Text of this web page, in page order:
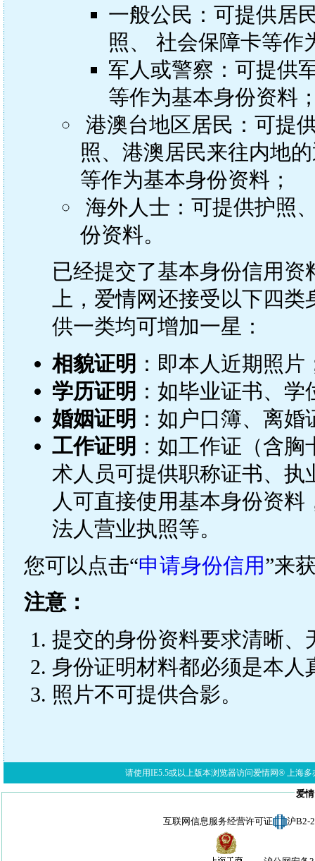
一般公民：可提供居
照、 社会保障卡等作
军人或警察：可提供
等作为基本身份资料
港澳台地区居民：可提
照、港澳居民来往内地
等作为基本身份资料；
海外人士：可提供护照
份资料。
已经提交了基本身份信用
上，爱情网还接受以下四
供一类均可增加一星：
相貌证明 ：即本人近期照片
学历证明 ：如毕业证书、
婚姻证明 ：如户口簿、离
工作证明 ：如工作证（含
术人员可提供职称证书、
人可直接使用基本身份资
法人营业执照等。
您可以点击“申请身份信用”来
注意：
提交的身份资料要求清晰、
身份证明材料都必须是本
照片不可提供合影。
请使用IE5.5或以上版本浏览器访问爱情网® 上海多
爱
互联网信息服务经营许可证 沪B2-